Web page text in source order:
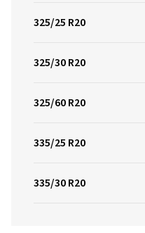
325/25 R20
325/30 R20
325/60 R20
335/25 R20
335/30 R20